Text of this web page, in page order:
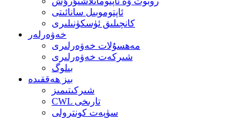
ئاپتوموبىل سانائىتى
كانچىلىق ئۈسكۈنىلىرى
خەۋەرلەر
مەھسۇلات خەۋەرلىرى
شىركەت خەۋەرلىرى
بىلوگ
بىز ھەققىدە
شىركىتىمىز
CWL تارىخى
سۈپەت كونترولى